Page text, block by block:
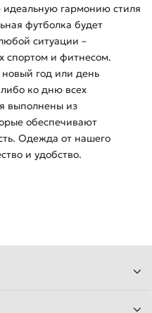
идеальную гармонию стиля
футболка будет
ситуации –
спортом и фитнесом.
год или день
ко дню всех
выполнены из
обеспечивают
Одежда от нашего
и удобство.